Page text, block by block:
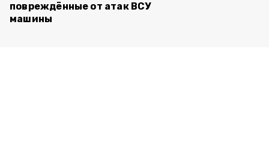
повреждённые от атак ВСУ
машины